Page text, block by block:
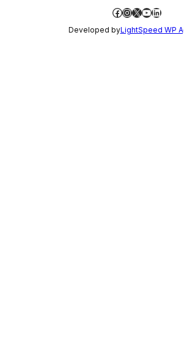
Facebook
Instagram
X YouTube
LinkedIn
Developed byLightSpeed WP